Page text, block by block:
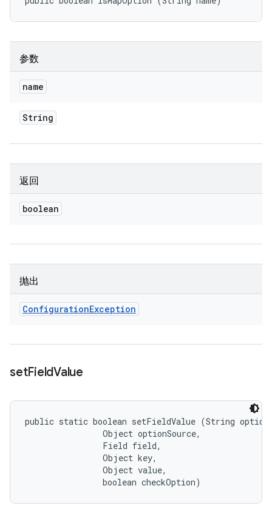
参数
name
String
返回
boolean
抛出
ConfigurationException
setFieldValue
public static boolean setFieldValue (String
                Object optionSource,
                Field field,
                Object key,
                Object value,
                boolean checkOption)